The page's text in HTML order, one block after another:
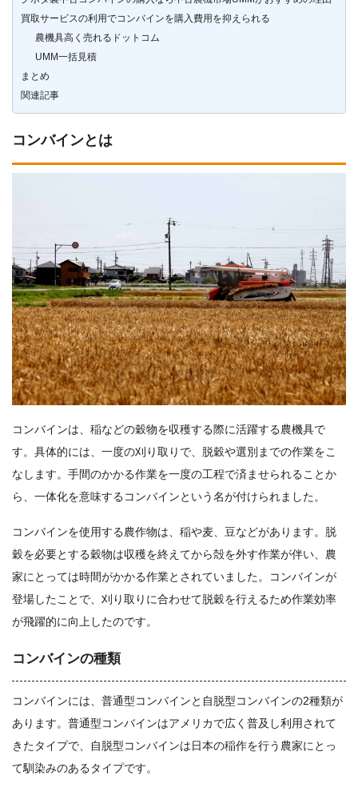
買取サービスの利用でコンバインを購入費用を抑えられる
農機具高く売れるドットコム
UMM一括見積
まとめ
関連記事
コンバインとは
コンバインは、稲などの穀物を収穫する際に活躍する農機具で
す。具体的には、一度の刈り取りで、脱穀や選別までの作業をこ
なします。手間のかかる作業を一度の工程で済ませられることか
ら、一体化を意味するコンバインという名が付けられました。
コンバインを使用する農作物は、稲や麦、豆などがあります。脱
穀を必要とする穀物は収穫を終えてから殻を外す作業が伴い、農
家にとっては時間がかかる作業とされていました。コンバインが
登場したことで、刈り取りに合わせて脱穀を行えるため作業効率
が飛躍的に向上したのです。
コンバインの種類
コンバインには、普通型コンバインと自脱型コンバインの2種類が
あります。普通型コンバインはアメリカで広く普及し利用されて
きたタイプで、自脱型コンバインは日本の稲作を行う農家にとっ
て馴染みのあるタイプです。